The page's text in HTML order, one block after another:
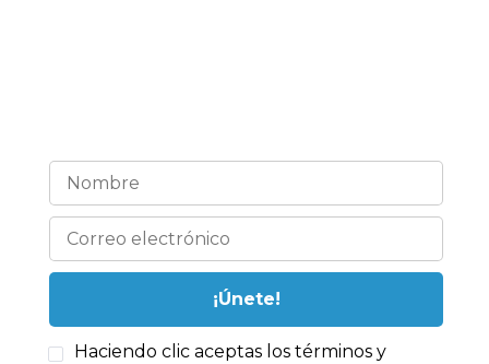
Haciendo clic aceptas los términos y